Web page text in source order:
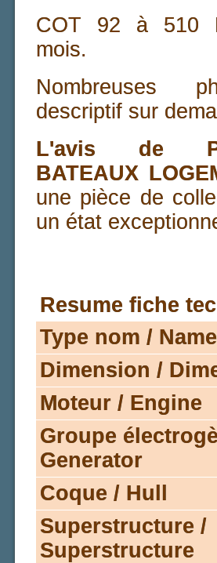
COT 92 à 510
mois.
Nombreuses
descriptif sur
L'avis de
BATEAUX
une pièce de
un état
Resume fiche
Type nom / Name
Dimension /
Moteur / Engine
Groupe
Generator
Coque / Hull
Superstructure /
Superstructure